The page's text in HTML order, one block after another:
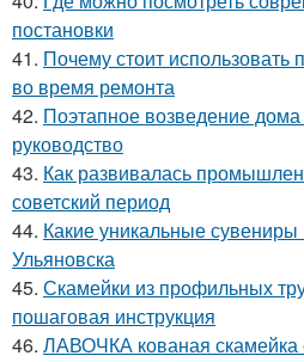
постановки
41. Почему стоит использовать
во время ремонта
42. Поэтапное возведение
руководство
43. Как развивалась
советский период
44. Какие уникальные
Ульяновска
45. Скамейки из профильных
пошаговая инструкция
46. ЛАВОЧКА кованая скамейка